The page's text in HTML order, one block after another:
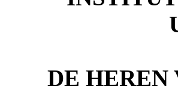
DE HEREN